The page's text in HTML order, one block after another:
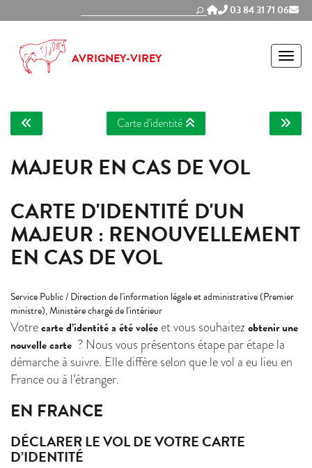
03 84 31 71 06
AVRIGNEY-VIREY
Carte d'identité
MAJEUR EN CAS DE VOL
CARTE D'IDENTITÉ D'UN
MAJEUR : RENOUVELLEMENT
EN CAS DE VOL
Service Public / Direction de l'information légale et administrative (Premier
ministre), Ministère chargé de l'intérieur
Votrecarte d’identité a été voléeet vous souhaitez obtenir une
nouvelle carte ? Nous vous présentons étape par étape la
démarche à suivre. Elle diffère selon que le vol a eu lieu en
France ou à l’étranger.
EN FRANCE
DÉCLARER LE VOL DE VOTRE CARTE
D’IDENTITÉ